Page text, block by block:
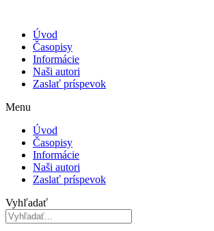
Úvod
Časopisy
Informácie
Naši autori
Zaslať príspevok
Menu
Úvod
Časopisy
Informácie
Naši autori
Zaslať príspevok
Vyhľadať